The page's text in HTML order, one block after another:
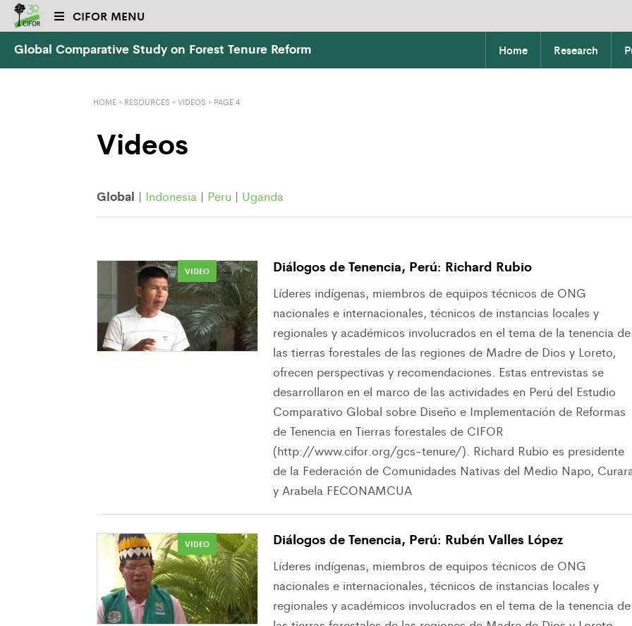
CIFOR MENU
Global Comparative Study on Forest Tenure Reform Home Research
HOME » RESOURCES »VIDEOS » PAGE 4
Videos
Global | Indonesia| Peru | Uganda
VIDEO Diálogos de Tenencia, Perú: Richard Rubio
Líderes indígenas, miembros de equipos técnicos de ONG
nacionales e internacionales, técnicos de instancias locales y
regionales y académicos involucrados en el tema de la tenencia de
las tierras forestales de las regiones de Madre de Dios y Loreto,
ofrecen perspectivas y recomendaciones. Estas entrevistas se
desarrollaron en el marco de las actividades en Perú del Estudio
Comparativo Global sobre Diseño e Implementación de Reformas
de Tenencia en Tierras forestales de CIFOR
(http://www.cifor.org/gcs-tenure/). Richard Rubio es presidente
de la Federación de Comunidades Nativas del Medio Napo,
y Arabela FECONAMCUA
VIDEO Diálogos de Tenencia, Perú: Rubén Valles López
Líderes indígenas, miembros de equipos técnicos de ONG
nacionales e internacionales, técnicos de instancias locales y
regionales y académicos involucrados en el tema de la tenencia de